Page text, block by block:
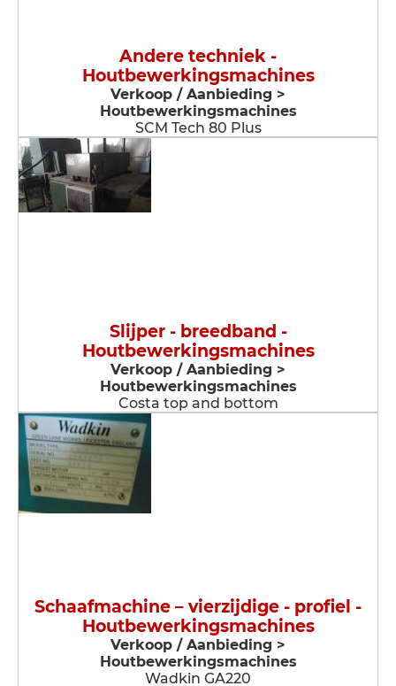
Andere techniek -
Houtbewerkingsmachines
Verkoop / Aanbieding >
Houtbewerkingsmachines
SCM Tech 80 Plus
Slijper - breedband -
Houtbewerkingsmachines
Verkoop / Aanbieding >
Houtbewerkingsmachines
Costa top and bottom
Schaafmachine – vierzijdige - profiel -
Houtbewerkingsmachines
Verkoop / Aanbieding >
Houtbewerkingsmachines
Wadkin GA220